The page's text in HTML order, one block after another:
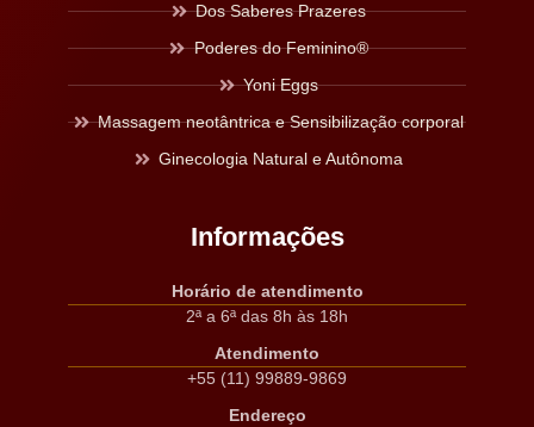
Dos Saberes Prazeres
Poderes do Feminino®
Yoni Eggs
Massagem neotântrica e Sensibilização corporal
Ginecologia Natural e Autônoma
Informações
Horário de atendimento
2ª a 6ª das 8h às 18h
Atendimento
+55 (11) 99889-9869
Endereço